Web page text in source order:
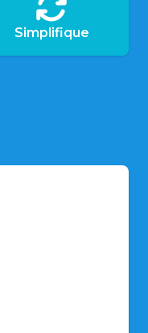
Simplifique